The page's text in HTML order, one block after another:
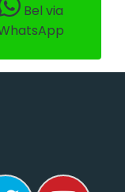
Bel via